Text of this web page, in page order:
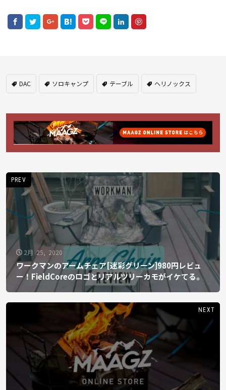
DAC ソロキャンプ テーブル ヘリノックス
PREV
2月 25, 2020
ワークマンのアームチェア[迷彩グリーン]980円レビュ
ー！FieldCoreのロゴとリアルツリーカモがイケてる。
NEXT